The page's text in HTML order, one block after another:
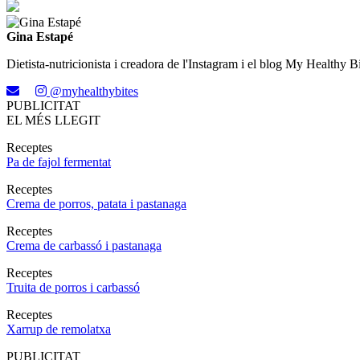
Gina Estapé
Dietista-nutricionista i creadora de l'Instagram i el blog My Healthy
@myhealthybites
PUBLICITAT
EL MÉS LLEGIT
Receptes
Pa de fajol fermentat
Receptes
Crema de porros, patata i pastanaga
Receptes
Crema de carbassó i pastanaga
Receptes
Truita de porros i carbassó
Receptes
Xarrup de remolatxa
PUBLICITAT